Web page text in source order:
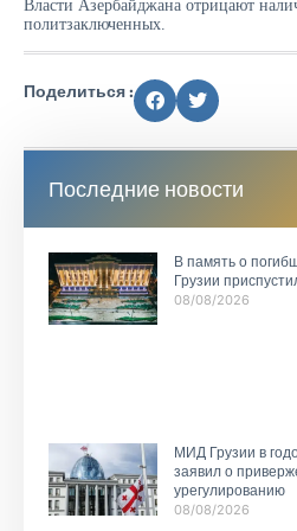
Власти Азербайджана отрицают
политзаключенных.
Поделиться :
Последние новости
В память о
Грузии
08/08/2026
МИД Грузии в
заявил о
урегулированию
08/08/2026